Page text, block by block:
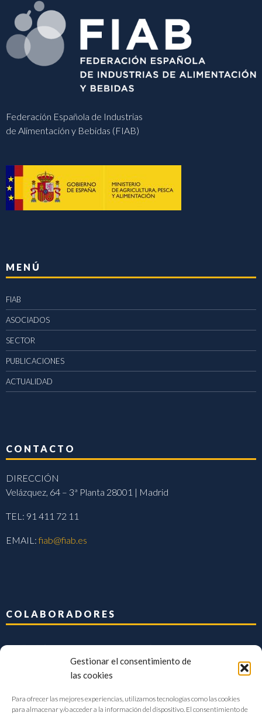
Gestionar el consentimiento de
las cookies
Para ofrecer las mejores experiencias, utilizamos tecnologías como las cookies
para almacenar y/o acceder a la información del dispositivo. El consentimiento de
Federación Española de Industrias
de Alimentación y Bebidas (FIAB)
MENÚ
FIAB
ASOCIADOS
SECTOR
PUBLICACIONES
ACTUALIDAD
CONTACTO
DIRECCIÓN
Velázquez, 64 – 3ª Planta 28001 | Madrid
TEL: 91 411 72 11
EMAIL:fiab@fiab.es
COLABORADORES